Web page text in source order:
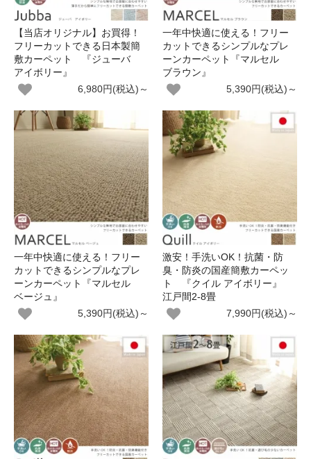
【当店オリジナル】お買得！
フリーカットできる日本製簡
敷カーペット 『ジューバ
アイボリー』
6,980円(税込)～
一年中快適に使える！フリー
カットできるシンプルなプレ
ーンカーペット『マルセル
ブラウン』
5,390円(税込)～
一年中快適に使える！フリー
カットできるシンプルなプレ
ーンカーペット『マルセル
ベージュ』
5,390円(税込)～
激安！手洗いOK！抗菌・防
臭・防炎の国産簡敷カーペッ
ト 『クイル アイボリー』
江戸間2-8畳
7,990円(税込)～